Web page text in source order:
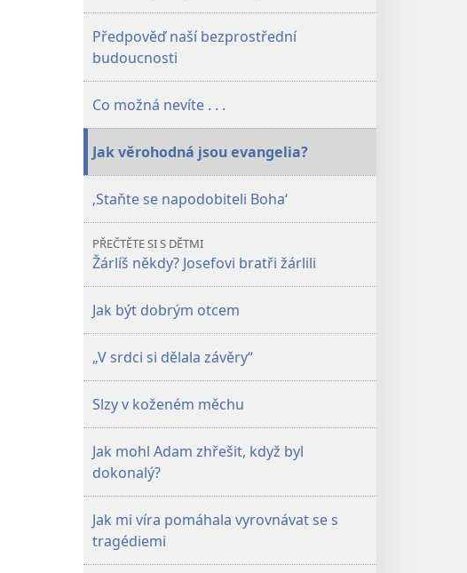
Předpověď naší bezprostřední
budoucnosti
Co možná nevíte . . .
Jak věrohodná jsou evangelia?
‚Staňte se napodobiteli Boha‘
PŘEČTĚTE SI S DĚTMI
Žárlíš někdy? Josefovi bratři žárlili
Jak být dobrým otcem
„V srdci si dělala závěry“
Slzy v koženém měchu
Jak mohl Adam zhřešit, když byl
dokonalý?
Jak mi víra pomáhala vyrovnávat se s
tragédiemi